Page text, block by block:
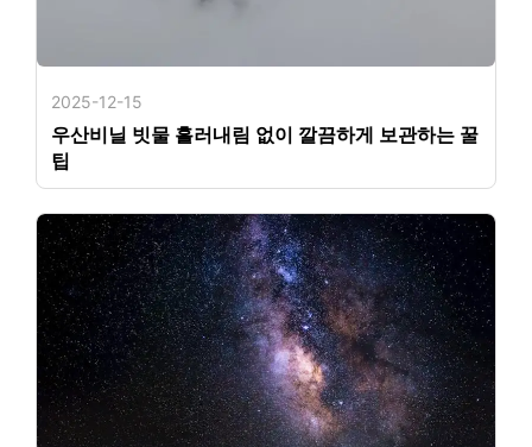
2025-12-15
우산비닐 빗물 흘러내림 없이 깔끔하게 보관하는 꿀
팁